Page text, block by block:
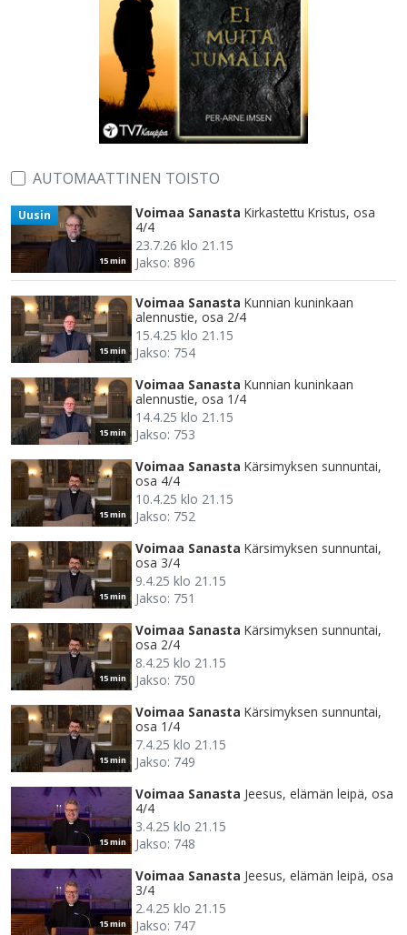
AUTOMAATTINEN TOISTO
15 min
Uusin Voimaa Sanasta Kirkastettu Kristus, osa
4/4
23.7.26 klo 21.15
Jakso: 896
15 min
Voimaa Sanasta Kunnian kuninkaan
alennustie, osa 2/4
15.4.25 klo 21.15
Jakso: 754
15 min
Voimaa Sanasta Kunnian kuninkaan
alennustie, osa 1/4
14.4.25 klo 21.15
Jakso: 753
15 min
Voimaa Sanasta Kärsimyksen sunnuntai,
osa 4/4
10.4.25 klo 21.15
Jakso: 752
15 min
Voimaa Sanasta Kärsimyksen sunnuntai,
osa 3/4
9.4.25 klo 21.15
Jakso: 751
15 min
Voimaa Sanasta Kärsimyksen sunnuntai,
osa 2/4
8.4.25 klo 21.15
Jakso: 750
15 min
Voimaa Sanasta Kärsimyksen sunnuntai,
osa 1/4
7.4.25 klo 21.15
Jakso: 749
15 min
Voimaa Sanasta Jeesus, elämän leipä, osa
4/4
3.4.25 klo 21.15
Jakso: 748
15 min
Voimaa Sanasta Jeesus, elämän leipä, osa
3/4
2.4.25 klo 21.15
Jakso: 747